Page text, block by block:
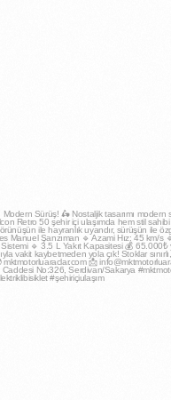
mktmotorluaraclar
May 2